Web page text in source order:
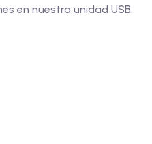
en nuestra unidad USB.